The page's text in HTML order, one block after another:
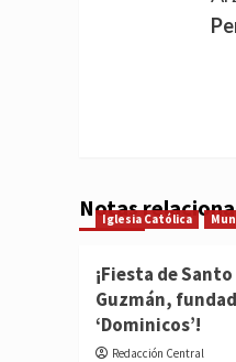
Notas
Iglesia Católica
¡Fiesta de
Guzmán,
‘Dominicos’!
Redacción Central